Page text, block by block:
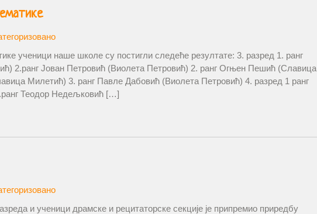
ученици наше школе су постигли следеће резултате: 3. разред 1. ранг
2.ранг Јован Петровић (Виолета Петровић) 2. ранг Огњен Пешић (Славица
Милетић) 3. ранг Павле Дабовић (Виолета Петровић) 4. разред 1 ранг
Теодор Недељковић […]
и ученици драмске и рецитаторске секције је припремио приредбу